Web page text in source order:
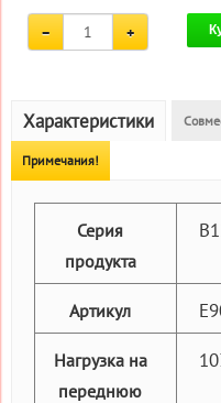
Характеристики
Примечания!
Серия
продукта
Артикул
Нагрузка на
переднюю